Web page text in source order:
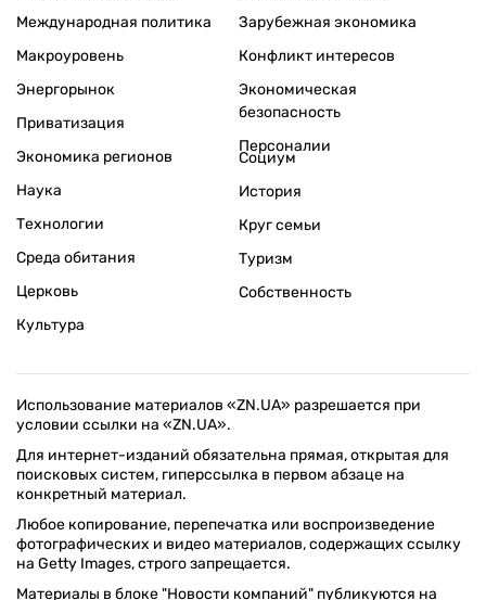
Международная политика
Макроуровень
Энергорынок
Приватизация
Экономика регионов
Зарубежная экономика
Конфликт интересов
Экономическая
безопасность
Персоналии
Наука
Технологии
Среда обитания
Церковь
Культура
Социум
История
Круг семьи
Туризм
Собственность
Использование материалов «ZN.UA» разрешается при
условии ссылки на «ZN.UA».
Для интернет-изданий обязательна прямая, открытая для
поисковых систем, гиперссылка в первом абзаце на
конкретный материал.
Любое копирование, перепечатка или воспроизведение
фотографических и видео материалов, содержащих ссылку
на Getty Images, строго запрещается.
Материалы в блоке "Новости компаний" публикуются на